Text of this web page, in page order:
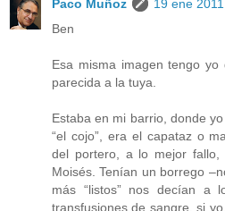
Paco Muñoz
19 ene
Ben
Esa misma imagen tengo
parecida a la tuya.
Estaba en mi barrio, donde
“el cojo”, era el capataz o
del portero, a lo mejor
Moisés. Tenían un borrego
más “listos” nos decían a
transfusiones de sangre, si